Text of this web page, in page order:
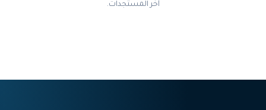
آخر المستجدات.